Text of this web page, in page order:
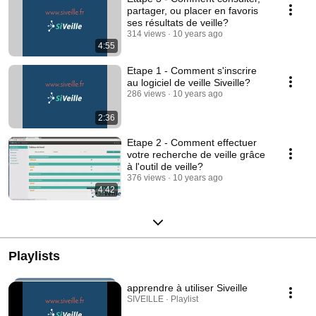
4:55
partager, ou placer en favoris
ses résultats de veille?
314 views 10 years ago
2:36
Etape 1 - Comment s'inscrire
au logiciel de veille Siveille?
286 views 10 years ago
4:42
Etape 2 - Comment effectuer
votre recherche de veille grâce
à l'outil de veille?
376 views 10 years ago
Playlists
apprendre à utiliser Siveille
SIVEILLE · Playlist